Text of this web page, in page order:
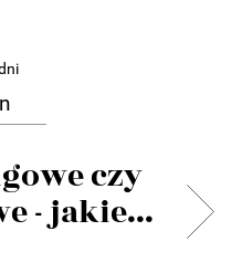
czy
- jakie...